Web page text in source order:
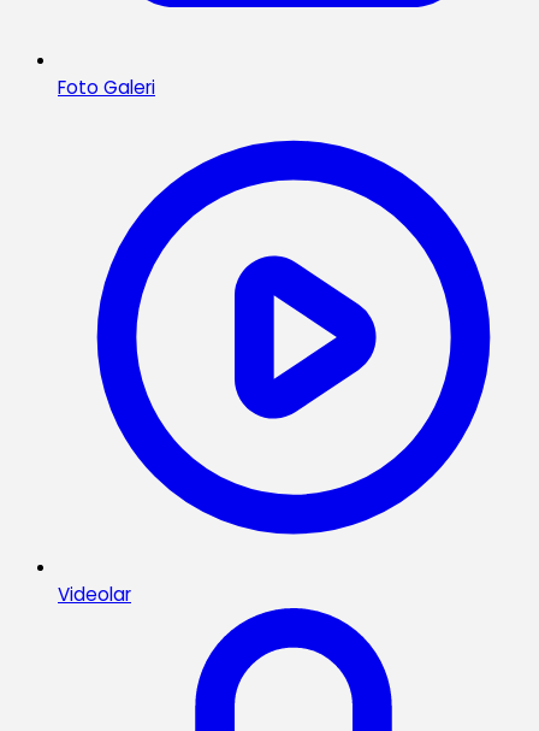
Foto Galeri
Videolar